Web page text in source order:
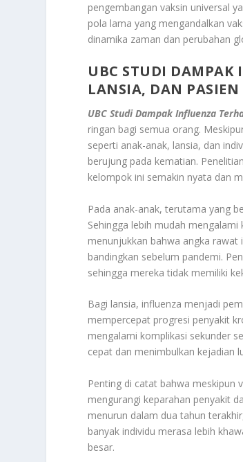
pengembangan vaksin universal
pola lama yang mengandalkan
dinamika zaman dan perubahan
UBC STUDI DAMPAK
LANSIA, DAN
UBC Studi Dampak Influenza
ringan bagi semua orang.
seperti anak-anak, lansia, dan
berujung pada kematian.
kelompok ini semakin nyata dan
Pada anak-anak, terutama yang
Sehingga lebih mudah
menunjukkan bahwa angka rawat
bandingkan sebelum pandemi.
sehingga mereka tidak memiliki
Bagi lansia, influenza menjadi
mempercepat progresi penyakit
mengalami komplikasi sekunder
cepat dan menimbulkan kejadian
Penting di catat bahwa meskipun
mengurangi keparahan penyakit
menurun dalam dua tahun
banyak individu merasa lebih
besar.